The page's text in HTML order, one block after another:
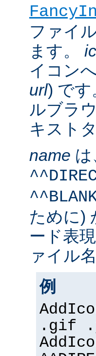
ファイ
ます。
イコン
url) で
ルブラ
キスト
name
ために)
ード表
ァイル
例
.gif